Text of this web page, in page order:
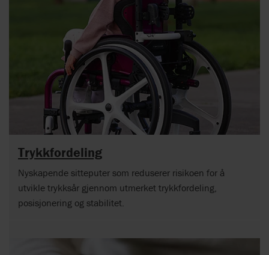
Trykkfordeling
Nyskapende sitteputer som reduserer risikoen for å
utvikle trykksår gjennom utmerket trykkfordeling,
posisjonering og stabilitet.